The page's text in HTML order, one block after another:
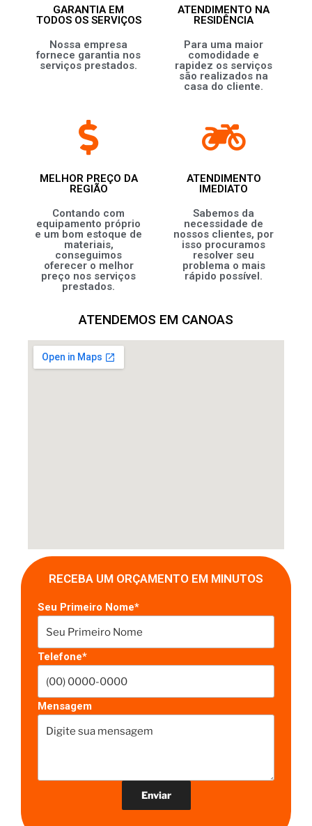
GARANTIA EM
TODOS OS SERVIÇOS
Nossa empresa
fornece garantia nos
serviços prestados.
ATENDIMENTO NA
RESIDÊNCIA
Para uma maior
comodidade e
rapidez os serviços
são realizados na
casa do cliente.
MELHOR PREÇO DA
REGIÃO
Contando com
equipamento próprio
e um bom estoque de
materiais,
conseguimos
oferecer o melhor
preço nos serviços
prestados.
ATENDIMENTO
IMEDIATO
Sabemos da
necessidade de
nossos clientes, por
isso procuramos
resolver seu
problema o mais
rápido possível.
ATENDEMOS EM CANOAS
RECEBA UM ORÇAMENTO EM MINUTOS
Seu Primeiro Nome*
Telefone*
Mensagem